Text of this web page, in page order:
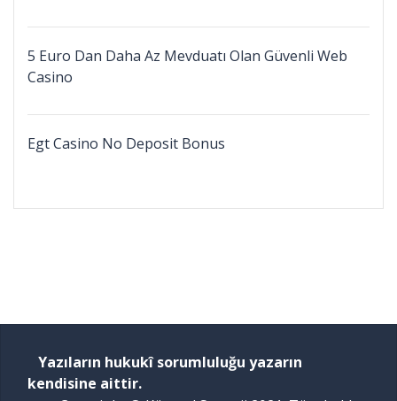
5 Euro Dan Daha Az Mevduatı Olan Güvenli Web
Casino
Egt Casino No Deposit Bonus
Yazıların hukukî sorumluluğu yazarın
kendisine aittir.